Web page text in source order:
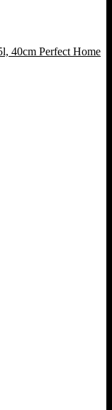
40cm Perfect Home